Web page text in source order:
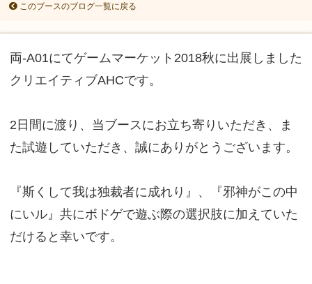
このブースのブログ一覧に戻る
両-A01にてゲームマーケット2018秋に出展しました
クリエイティブAHCです。
2日間に渡り、当ブースにお立ち寄りいただき、ま
た試遊していただき、誠にありがとうございます。
『斯くして我は独裁者に成れり』、『邪神がこの中
にいル』共にボドゲで遊ぶ際の選択肢に加えていた
だけると幸いです。